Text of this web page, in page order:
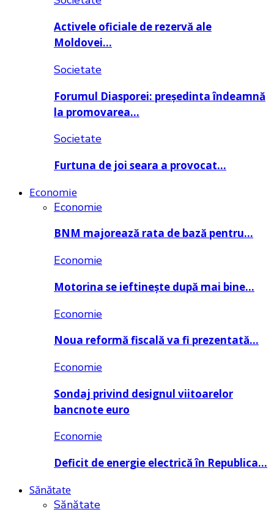
Activele oficiale de rezervă ale
Moldovei…
Societate
Forumul Diasporei: președinta îndeamnă
la promovarea…
Societate
Furtuna de joi seara a provocat…
Economie
Economie
BNM majorează rata de bază pentru…
Economie
Motorina se ieftinește după mai bine…
Economie
Noua reformă fiscală va fi prezentată…
Economie
Sondaj privind designul viitoarelor
bancnote euro
Economie
Deficit de energie electrică în Republica…
Sănătate
Sănătate